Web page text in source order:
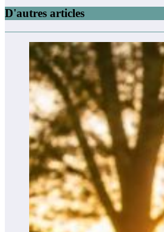
D'autres articles